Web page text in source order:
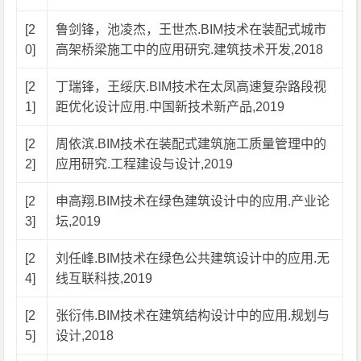
[2
0]
鲁剑锋，池凌杰，王世杰.BIM技术在装配式城市
高架桥梁施工中的应用研究.建筑技术开发,2018
[2
1]
丁瑞锋，王绥庆.BIM技术在太凤高速复杂路段视
距优化设计应用.中国新技术新产品,2019
[2
2]
周依滨.BIM技术在装配式建筑施工质量管理中的
应用研究.工程建设与设计,2019
[2
3]
申高翔.BIM技术在绿色建筑设计中的应用.产业论
坛,2019
[2
4]
刘任峰.BIM技术在绿色公共建筑设计中的应用.无
线互联科技,2019
[2
5]
张衍伟.BIM技术在建筑结构设计中的应用.规划与
设计,2018